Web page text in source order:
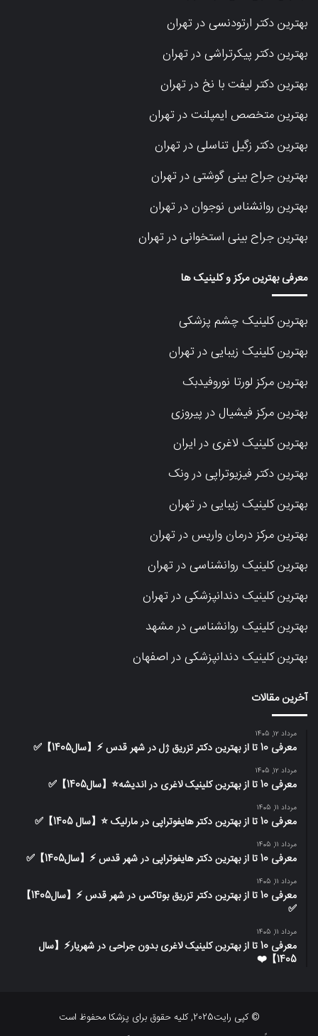
بهترین دکتر ارتودنسی در تهران
بهترین دکتر پیکرتراشی در تهران
بهترین دکتر لیفت با نخ در تهران
بهترین متخصص ایمپلنت در تهران
بهترین دکتر زگیل تناسلی در تهران
بهترین جراح بینی گوشتی در تهران
بهترین روانشناس نوجوان در تهران
بهترین جراح بینی استخوانی در تهران
معرفی بهترین مرکز و کلینیک ها
بهترین کلینیک چشم پزشکی
بهترین کلینیک زیبایی در تهران
بهترین مرکز لورتا نوروفیدبک
بهترین مرکز فیشیال در پیروزی
بهترین کلینیک لاغری در ایران
بهترین دکتر فیزیوتراپی در ونک
بهترین کلینیک زیبایی در تهران
بهترین مرکز درمان واریس در تهران
بهترین کلینیک روانشناسی در تهران
بهترین کلینیک دندانپزشکی در تهران
بهترین کلینیک روانشناسی در مشهد
بهترین کلینیک دندانپزشکی در اصفهان
آخرین مقالات
مرداد 12, 1405
معرفی 10 تا از بهترین دکتر تزریق ژل در شهر قدس ⚡️【سال1405】✅
مرداد 12, 1405
معرفی 10 تا از بهترین کلینیک لاغری در اندیشه⭐【سال1405】✅
مرداد 11, 1405
معرفی 10 تا از بهترین دکتر هایفوتراپی در مارلیک ⭐【سال 1405】✅
مرداد 11, 1405
معرفی 10 تا از بهترین دکتر هایفوتراپی در شهر قدس ⚡️【سال1405】✅
مرداد 11, 1405
معرفی 10 تا از بهترین دکتر تزریق بوتاکس در شهر قدس ⚡️【سال1405】
✅
مرداد 11, 1405
معرفی 10 تا از بهترین کلینیک لاغری بدون جراحی در شهریار⚡【سال
1405】❤️
© کپی رایت2025, کلیه حقوق برای پزشکا محفوظ است